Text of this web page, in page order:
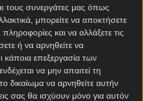
τους συνεργάτες μας όπως
μπορείτε να αποκτήσετε
και να αλλάξετε τις
ή να αρνηθείτε να
κάποια επεξεργασία των
να μην απαιτεί τη
δικαίωμα να αρνηθείτε αυτήν
σας θα ισχύουν μόνο για αυτόν
χρονικό διάστημα, για
ΕΕΕΠ | ΚΙΝΔΥΝΟΣ
| ΕΟΠΑΕ –
1114 | ΠΑΙΞΕ